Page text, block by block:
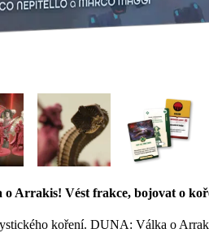
Arrakis! Vést frakce, bojovat o
koření. DUNA: Válka o